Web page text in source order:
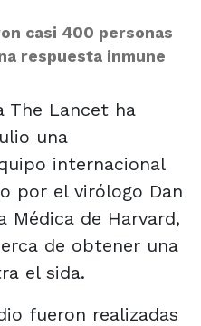
casi 400 personas
respuesta inmune
The Lancet ha
una
internacional
por el virólogo Dan
Médica de Harvard,
de obtener una
el sida.
fueron realizadas